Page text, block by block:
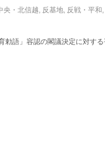
央・北信越, 反基地, 反戦・平和,
育勅語」容認の閣議決定に対す